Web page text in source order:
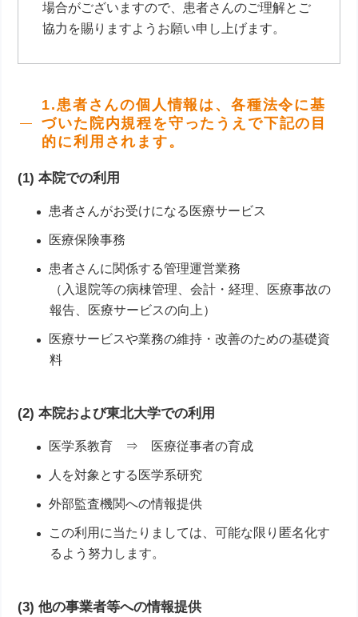
場合がございますので、患者さんのご理解とご
協力を賜りますようお願い申し上げます。
1.患者さんの個人情報は、各種法令に基
づいた院内規程を守ったうえで下記の目
的に利用されます。
(1) 本院での利用
患者さんがお受けになる医療サービス
医療保険事務
患者さんに関係する管理運営業務
（入退院等の病棟管理、会計・経理、医療事故の
報告、医療サービスの向上）
医療サービスや業務の維持・改善のための基礎資
料
(2) 本院および東北大学での利用
医学系教育 ⇒ 医療従事者の育成
人を対象とする医学系研究
外部監査機関への情報提供
この利用に当たりましては、可能な限り匿名化す
るよう努力します。
(3) 他の事業者等への情報提供